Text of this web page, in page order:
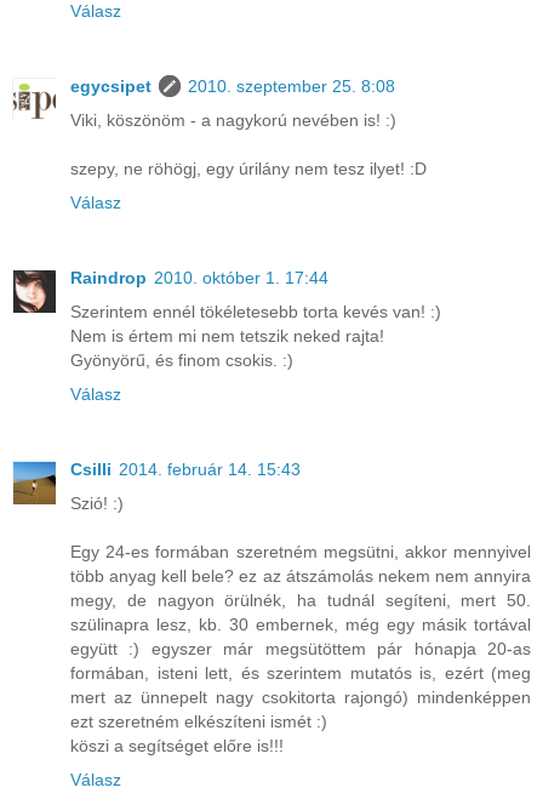
Válasz
egycsipet
2010. szeptember 25. 8:08
Viki, köszönöm - a nagykorú nevében is! :)
szepy, ne röhögj, egy úrilány nem tesz ilyet! :D
Válasz
Raindrop 2010. október 1. 17:44
Szerintem ennél tökéletesebb torta kevés van! :)
Nem is értem mi nem tetszik neked rajta!
Gyönyörű, és finom csokis. :)
Válasz
Csilli 2014. február 14. 15:43
Szió! :)
Egy 24-es formában szeretném megsütni, akkor mennyivel
több anyag kell bele? ez az átszámolás nekem nem annyira
megy, de nagyon örülnék, ha tudnál segíteni, mert 50.
szülinapra lesz, kb. 30 embernek, még egy másik tortával
együtt :) egyszer már megsütöttem pár hónapja 20-as
formában, isteni lett, és szerintem mutatós is, ezért (meg
mert az ünnepelt nagy csokitorta rajongó) mindenképpen
ezt szeretném elkészíteni ismét :)
köszi a segítséget előre is!!!
Válasz